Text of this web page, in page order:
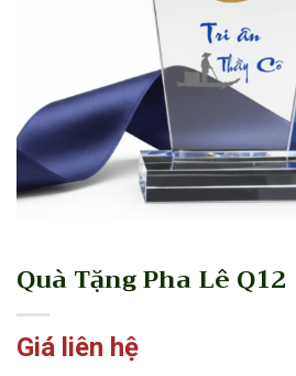
Quà Tặng Pha Lê Q12
Giá liên hệ